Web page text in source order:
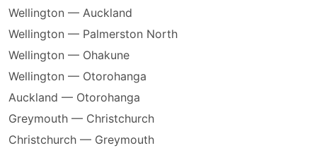
Wellington — Auckland
Wellington — Palmerston North
Wellington — Ohakune
Wellington — Otorohanga
Auckland — Otorohanga
Greymouth — Christchurch
Christchurch — Greymouth